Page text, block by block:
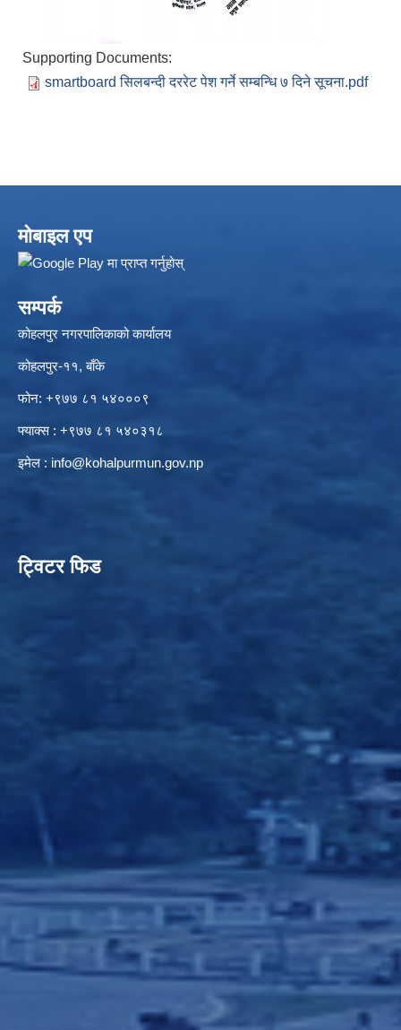
Supporting Documents:
smartboard सिलबन्दी दररेट पेश गर्ने सम्बन्धि ७ दिने सूचना.pdf
मोबाइल एप
सम्पर्क
कोहलपुर नगरपालिकाको कार्यालय
कोहलपुर-११, बाँके
फोन: +९७७ ८१ ५४०००९
फ्याक्स : +९७७ ८१ ५४०३१८
इमेल : info@kohalpurmun.gov.np
ट्विटर फिड